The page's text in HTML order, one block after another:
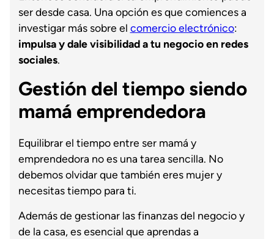
ser desde casa. Una opción es que comiences a
investigar más sobre el comercio electrónico:
impulsa y dale visibilidad a tu negocio en redes
sociales.
Gestión del tiempo siendo
mamá emprendedora
Equilibrar el tiempo entre ser mamá y
emprendedora no es una tarea sencilla. No
debemos olvidar que también eres mujer y
necesitas tiempo para ti.
Además de gestionar las finanzas del negocio y
de la casa, es esencial que aprendas a